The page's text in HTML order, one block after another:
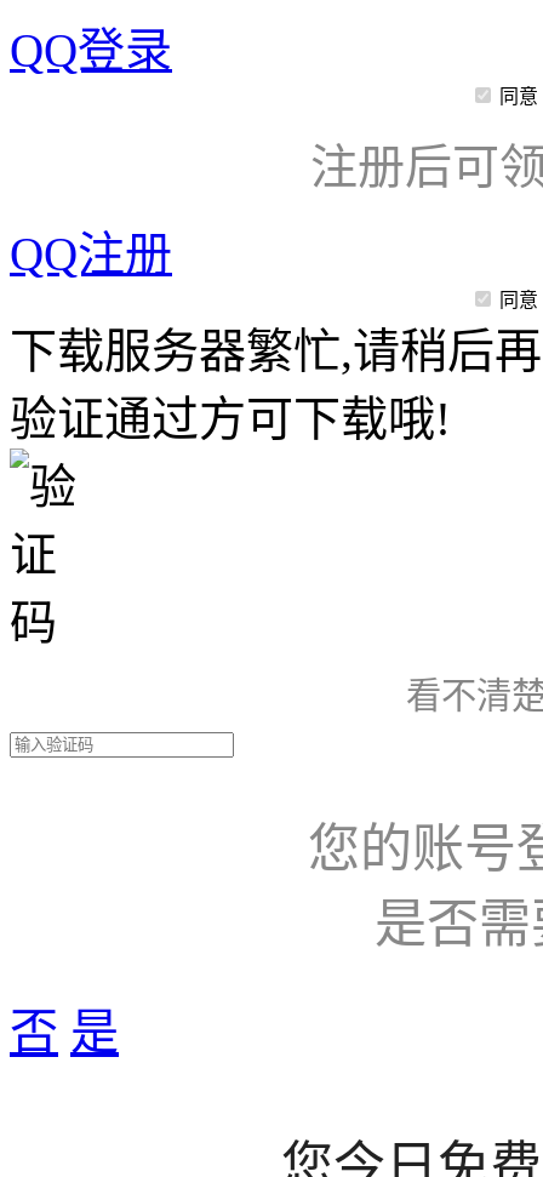
QQ登录
同意
注册后可
QQ注册
同意
下载服务器繁忙,请稍后
验证通过方可下载哦!
看不清
您的账号
是否
否 是